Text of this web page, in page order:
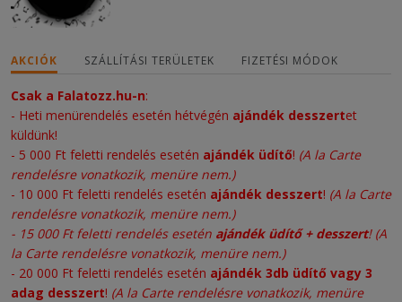
AKCIÓK SZÁLLÍTÁSI TERÜLETEK FIZETÉSI MÓDOK
Csak a Falatozz.hu-n:
- Heti menürendelés esetén hétvégén ajándék desszertet
küldünk!
- 5 000 Ft feletti rendelés esetén ajándék üdítő! (A la Carte
rendelésre vonatkozik, menüre nem.)
- 10 000 Ft feletti rendelés esetén ajándék desszert! (A la Carte
rendelésre vonatkozik, menüre nem.)
- 15 000 Ft feletti rendelés esetén ajándék üdítő + desszert!(A
la Carte rendelésre vonatkozik, menüre nem.)
- 20 000 Ft feletti rendelés esetén ajándék 3db üdítő vagy 3
adag desszert! (A la Carte rendelésre vonatkozik, menüre